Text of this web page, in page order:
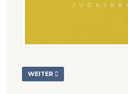
WEITER